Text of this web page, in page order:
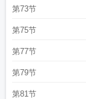
第73节
第75节
第77节
第79节
第81节